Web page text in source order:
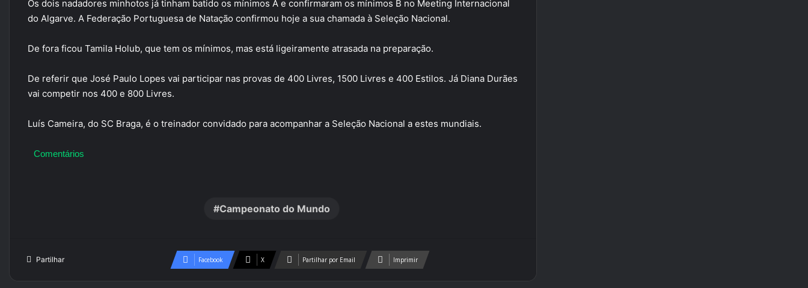
Os dois nadadores minhotos já tinham batido os mínimos A e confirmaram os mínimos B no Meeting Internacional
do Algarve. A Federação Portuguesa de Natação confirmou hoje a sua chamada à Seleção Nacional.
De fora ficou Tamila Holub, que tem os mínimos, mas está ligeiramente atrasada na preparação.
De referir que José Paulo Lopes vai participar nas provas de 400 Livres, 1500 Livres e 400 Estilos. Já Diana Durães
vai competir nos 400 e 800 Livres.
Luís Cameira, do SC Braga, é o treinador convidado para acompanhar a Seleção Nacional a estes mundiais.
Comentários
Campeonato do Mundo
Partilhar Facebook X Partilhar por Email Imprimir